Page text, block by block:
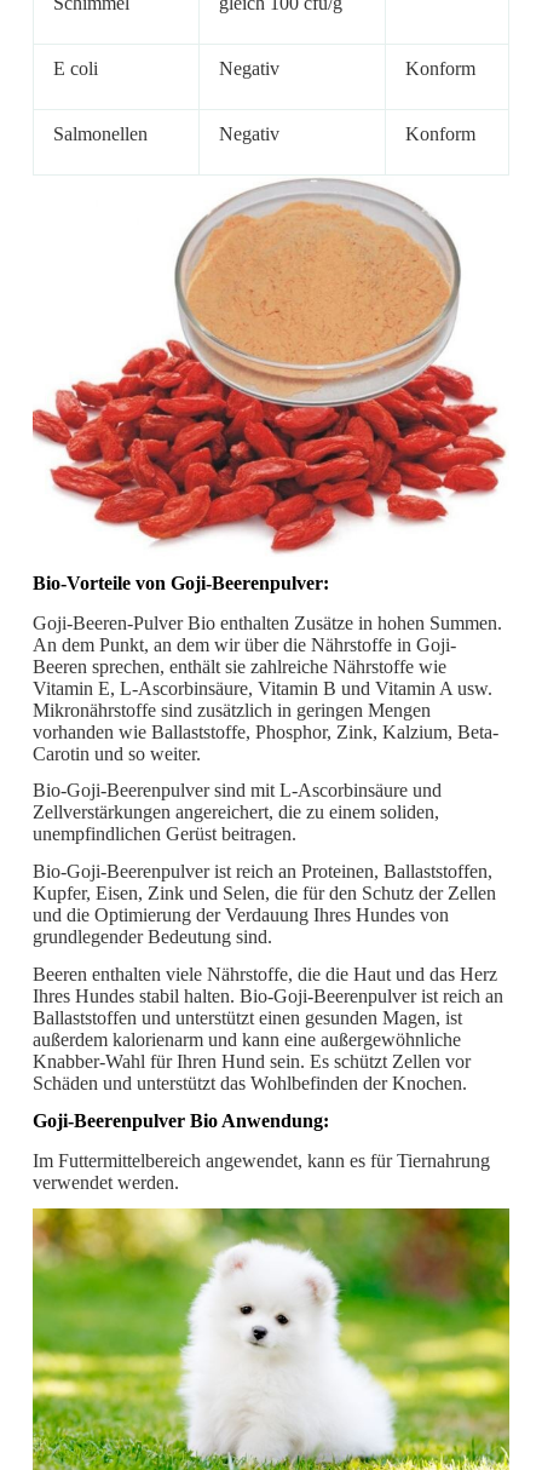
E coli Negativ Konform
Salmonellen Negativ Konform
Bio-Vorteile von Goji-Beerenpulver:
Goji-Beeren-Pulver Bio enthalten Zusätze in hohen Summen.
An dem Punkt, an dem wir über die Nährstoffe in Goji-
Beeren sprechen, enthält sie zahlreiche Nährstoffe wie
Vitamin E, L-Ascorbinsäure, Vitamin B und Vitamin A usw.
Mikronährstoffe sind zusätzlich in geringen Mengen
vorhanden wie Ballaststoffe, Phosphor, Zink, Kalzium, Beta-
Carotin und so weiter.
Bio-Goji-Beerenpulver sind mit L-Ascorbinsäure und
Zellverstärkungen angereichert, die zu einem soliden,
unempfindlichen Gerüst beitragen.
Bio-Goji-Beerenpulver ist reich an Proteinen, Ballaststoffen,
Kupfer, Eisen, Zink und Selen, die für den Schutz der Zellen
und die Optimierung der Verdauung Ihres Hundes von
grundlegender Bedeutung sind.
Beeren enthalten viele Nährstoffe, die die Haut und das Herz
Ihres Hundes stabil halten. Bio-Goji-Beerenpulver ist reich an
Ballaststoffen und unterstützt einen gesunden Magen, ist
außerdem kalorienarm und kann eine außergewöhnliche
Knabber-Wahl für Ihren Hund sein. Es schützt Zellen vor
Schäden und unterstützt das Wohlbefinden der Knochen.
Goji-Beerenpulver Bio Anwendung:
Im Futtermittelbereich angewendet, kann es für Tiernahrung
verwendet werden.